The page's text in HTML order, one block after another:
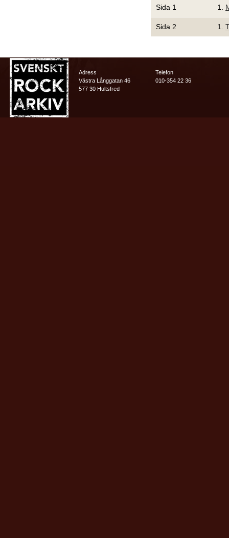
Sida 1 1.
Sida 2 1.
Adress
Västra Långgatan 46
577 30 Hultsfred
Telefon
010-354 22 36